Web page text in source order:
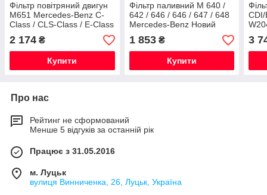
Фільтр повітряний двигун
M651 Mercedes-Benz C-
Class / CLS-Class / E-Class
Новий Оригінальний
2 174 ₴
Купити
Фільтр паливний M 640 /
642 / 646 / 646 / 647 / 648
Mercedes-Benz Новий
Оригінальний
1 853₴
Купити
3
Про нас
Рейтинг не сформований
Менше 5 відгуків за останній рік
Працює з 31.05.2016
м. Луцьк
вулиця Винниченка, 26, Луцьк, Україна